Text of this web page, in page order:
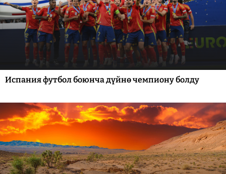
Испания футбол боюнча дүйнө чемпиону болду